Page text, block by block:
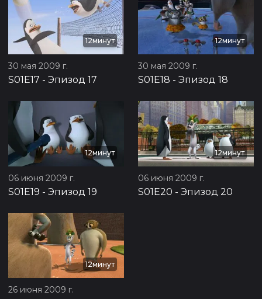
12минут
30 мая 2009 г.
S01E17 - Эпизод 17
12минут
30 мая 2009 г.
S01E18 - Эпизод 18
12минут
06 июня 2009 г.
S01E19 - Эпизод 19
12минут
06 июня 2009 г.
S01E20 - Эпизод 20
12минут
26 июня 2009 г.